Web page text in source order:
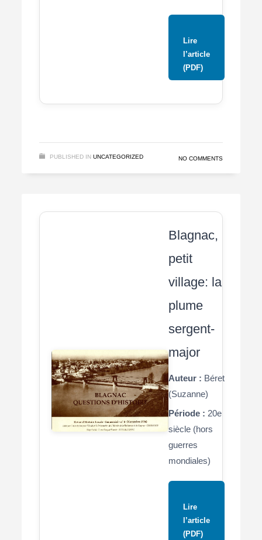
Lire
l’article
(PDF)
PUBLISHED IN UNCATEGORIZED NO COMMENTS
Blagnac,
petit
village: la
plume
sergent-
major
Auteur : Béret
(Suzanne)
Période : 20e
siècle (hors
guerres
mondiales)
Lire
l’article
(PDF)